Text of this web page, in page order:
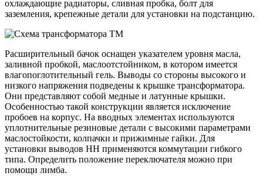
охлаждающие радиаторы, сливная пробка, болт для
заземления, крепежные детали для установки на подстанцию.
Расширительный бачок оснащен указателем уровня масла,
заливной пробкой, маслоотстойником, в котором имеется
влагопоглотительный гель. Выводы со стороны высокого и
низкого напряжения подведены к крышке трансформатора.
Они представляют собой медные и латунные крышки.
Особенностью такой конструкции является исключение
пробоев на корпус. На вводных элементах используются
уплотнительные резиновые детали с высокими параметрами
маслостойкости, колпачки и прижимные гайки. Для
установки выводов НН применяются коммутации гибкого
типа. Определить положение переключателя можно при
помощи лимба.